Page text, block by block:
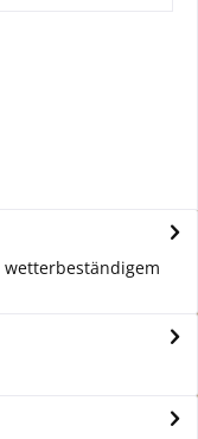
wetterbeständigem